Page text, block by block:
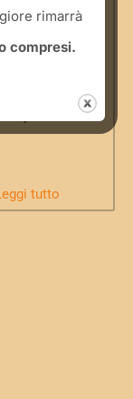
00 “L1 fase
1”
tutto
rimarrà
compresi.